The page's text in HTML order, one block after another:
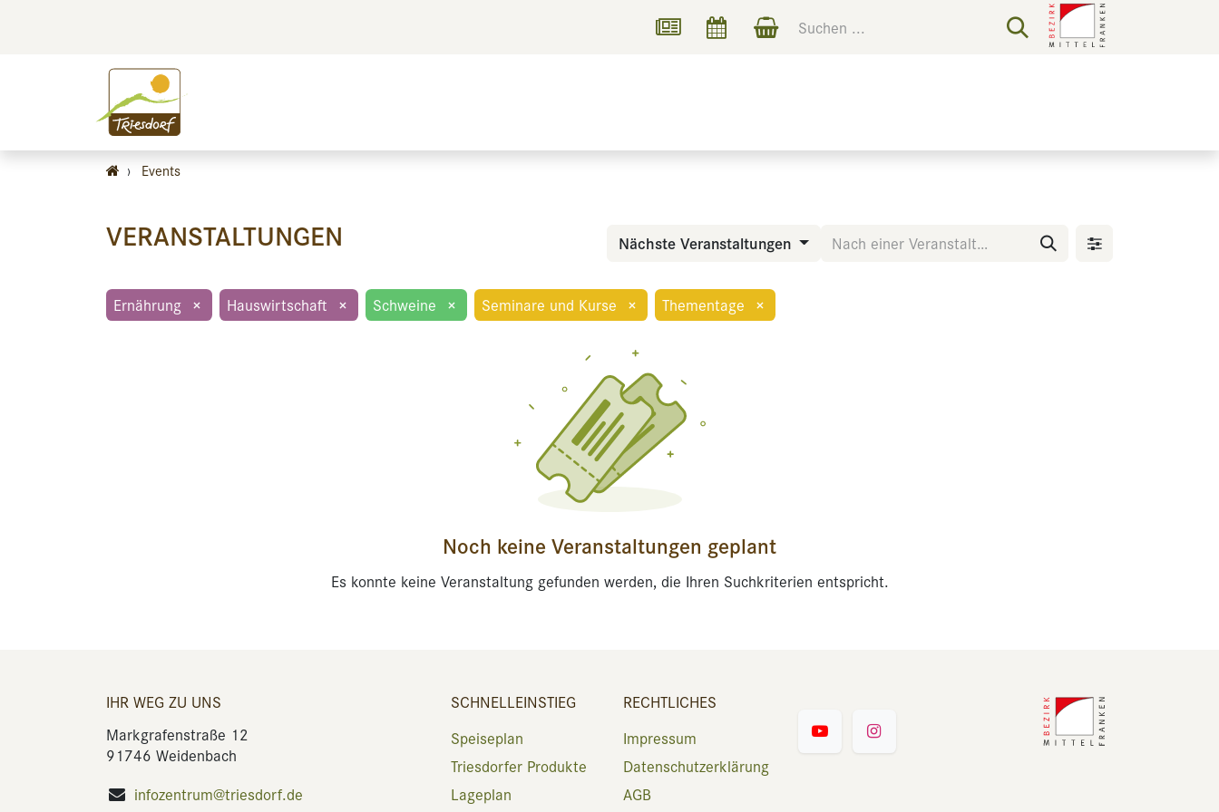
› Events
VERANSTALTUNGEN Nächste Veranstaltungen
Ernährung × Hauswirtschaft × Schweine × Seminare und Kurse × Thementage ×
Noch keine Veranstaltungen geplant
Es konnte keine Veranstaltung gefunden werden, die Ihren Suchkriterien entspricht.
IHR WEG ZU UNS
Markgrafenstraße 12
91746 Weidenbach
infozentrum@triesdorf.de
SCHNELLEINSTIEG
Speiseplan
Triesdorfer Produkte
Lageplan
RECHTLICHES
Impressum
Datenschutzerklärung
AGB